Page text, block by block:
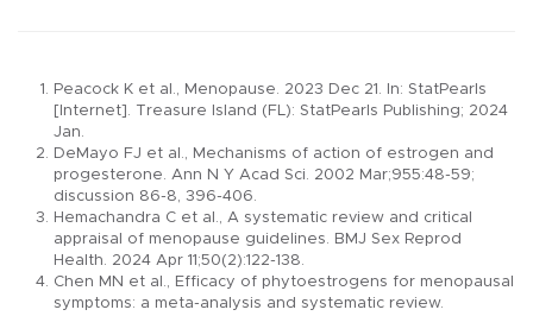
Peacock K et al., Menopause. 2023 Dec 21. In: StatPearls
[Internet]. Treasure Island (FL): StatPearls Publishing; 2024
Jan.
DeMayo FJ et al., Mechanisms of action of estrogen and
progesterone. Ann N Y Acad Sci. 2002 Mar;955:48-59;
discussion 86-8, 396-406.
Hemachandra C et al., A systematic review and critical
appraisal of menopause guidelines. BMJ Sex Reprod
Health. 2024 Apr 11;50(2):122-138.
Chen MN et al., Efficacy of phytoestrogens for menopausal
symptoms: a meta-analysis and systematic review.